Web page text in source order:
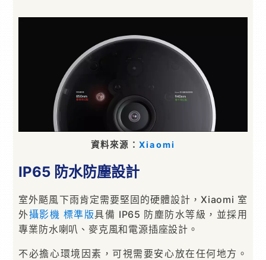
資料來源： Xiaomi
IP65 防水防塵設計
室外颳風下雨肯定需要堅固的硬體設計，Xiaomi 室
外攝影機 標準版具備 IP65 防塵防水等級，並採用
專業防水喇叭、麥克風和電源插座設計。
不必擔心環境因素，可視需要安心放在任何地方。